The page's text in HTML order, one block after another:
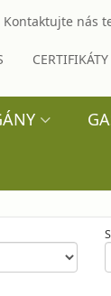
Kontaktujte nás
CERTIFIKÁTY